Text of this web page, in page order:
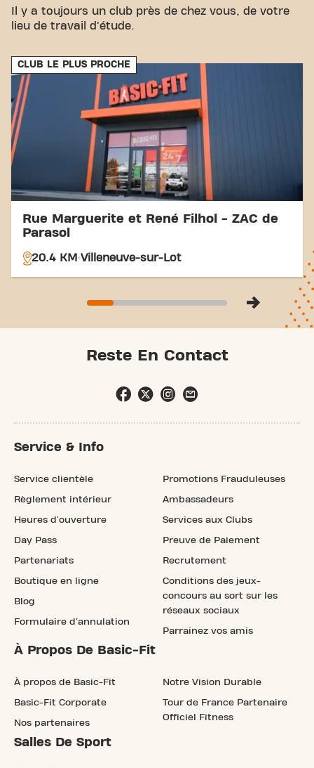
Gare :La Gare de Fumel se trouve à une distance
pratique. Avec notre emplacement central et nos
Venez au Basic-Fit Montayral Rue du Fossal et
faites partie de notre communauté fitness.
Il y a toujours un club près de chez vous, de votre
lieu de travail d'étude.
CLUB LE PLUS PROCHE
Rue Marguerite et René Filhol - ZAC de
Parasol
20.4 KM Villeneuve-sur-Lot
Reste En Contact
Service & Info
Service clientèle
Règlement intérieur
Heures d'ouverture
Day Pass
Partenariats
Boutique en ligne
Blog
Formulaire d'annulation
Promotions Frauduleuses
Ambassadeurs
Services aux Clubs
Preuve de Paiement
Recrutement
Conditions des jeux-
concours au sort sur les
réseaux sociaux
Parrainez vos amis
À Propos De Basic-Fit
À propos de Basic-Fit
Basic-Fit Corporate
Nos partenaires
Notre Vision Durable
Tour de France Partenaire
Officiel Fitness
Salles De Sport